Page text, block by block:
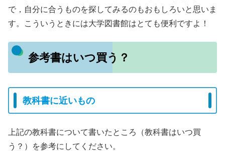
で，自分に合うものを探してみるのもおもしろいと思いま
す。こういうときには大学図書館はとても便利ですよ！
参考書はいつ買う？
教科書に近いもの
上記の教科書について書いたところ（教科書はいつ買
う？）を参考にしてください。